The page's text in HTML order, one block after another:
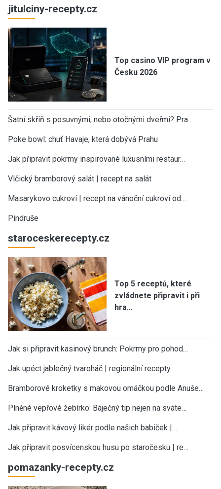
jitulciny-recepty.cz
Top casino VIP program v
Česku 2026
Šatní skříň s posuvnými, nebo otočnými dveřmi? Pra…
Poke bowl: chuť Havaje, která dobývá Prahu
Jak připravit pokrmy inspirované luxusními restaur…
Vlčický bramborový salát | recept na salát
Masarykovo cukroví | recept na vánoční cukroví od…
Pindruše
staroceskerecepty.cz
Top 5 receptů, které
zvládnete připravit i při
hra…
Jak si připravit kasinový brunch: Pokrmy pro pohod…
Jak upéct jablečný tvaroháč | regionální recepty
Bramborové kroketky s makovou omáčkou podle Anuše…
Plněné vepřové žebírko: Báječný tip nejen na sváte…
Jak připravit kávový likér podle našich babiček |…
Jak připravit posvícenskou husu po staročesku | re…
pomazanky-recepty.cz